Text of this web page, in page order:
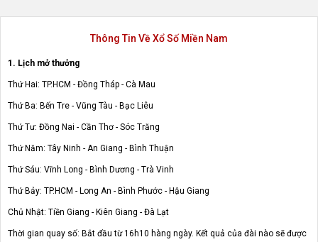
Thông Tin Về Xổ Số Miền Nam
1. Lịch mở thưởng
Thứ Hai: TP.HCM - Đồng Tháp - Cà Mau
Thứ Ba: Bến Tre - Vũng Tàu - Bạc Liêu
Thứ Tư: Đồng Nai - Cần Thơ - Sóc Trăng
Thứ Năm: Tây Ninh - An Giang - Bình Thuận
Thứ Sáu: Vĩnh Long - Bình Dương - Trà Vinh
Thứ Bảy: TP.HCM - Long An - Bình Phước - Hậu Giang
Chủ Nhật: Tiền Giang - Kiên Giang - Đà Lạt
Thời gian quay số: Bắt đầu từ 16h10 hàng ngày. Kết quả của đài nào sẽ được